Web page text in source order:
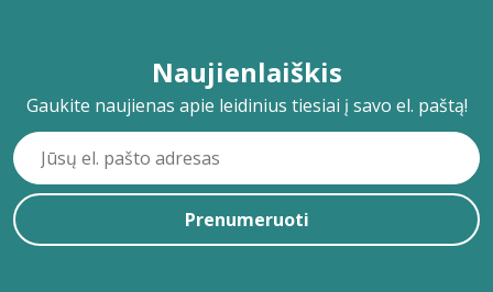
Naujienlaiškis
Gaukite naujienas apie leidinius tiesiai į savo el. paštą!
Prenumeruoti